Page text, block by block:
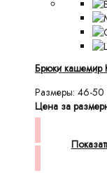
Брюки кашемир
Размеры: 46-50
Цена за